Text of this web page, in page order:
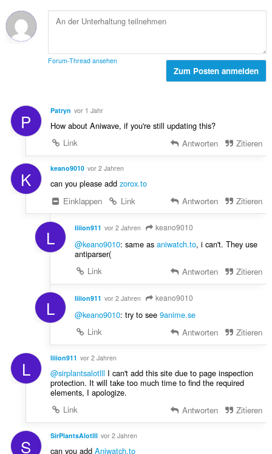
e
r
t
g
e
B
e
n
e
:
Forum-Thread ansehen
Zum Posten anmelden
P Patryn vor 1 Jahr
How about Aniwave, if you're still updating this?
Link
Antworten Zitieren
K keano9010 vor 2 Jahren
can you please add zorox.to
Einklappen
Link Antworten Zitieren
L liiion911 vor 2 Jahren keano9010
@keano9010: same as aniwatch.to, i can't. They use
antiparser(
Link
Antworten Zitieren
L liiion911 vor 2 Jahren keano9010
@keano9010: try to see 9anime.se
Link
Antworten Zitieren
L liiion911 vor 2 Jahren
@sirplantsalotlll I can't add this site due to page inspection
protection. It will take too much time to find the required
elements, I apologize.
Link
Antworten Zitieren
S SirPlantsAlotlll vor 2 Jahren
can you add Aniwatch.to